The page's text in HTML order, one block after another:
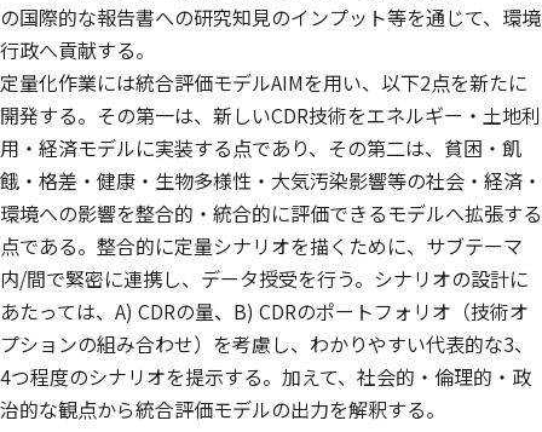
の国際的な報告書への研究知見のインプット等を通じて、環境
行政へ貢献する。
定量化作業には統合評価モデルAIMを用い、以下2点を新たに
開発する。その第一は、新しいCDR技術をエネルギー・土地利
用・経済モデルに実装する点であり、その第二は、貧困・飢
餓・格差・健康・生物多様性・大気汚染影響等の社会・経済・
環境への影響を整合的・統合的に評価できるモデルへ拡張する
点である。整合的に定量シナリオを描くために、サブテーマ
内/間で緊密に連携し、データ授受を行う。シナリオの設計に
あたっては、A) CDRの量、B) CDRのポートフォリオ（技術オ
プションの組み合わせ）を考慮し、わかりやすい代表的な3、
4つ程度のシナリオを提示する。加えて、社会的・倫理的・政
治的な観点から統合評価モデルの出力を解釈する。